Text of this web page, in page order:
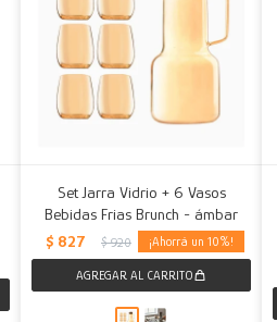
Set Jarra Vidrio + 6 Vasos
Bebidas Frias Brunch - ámbar
$ 827 $ 920 10